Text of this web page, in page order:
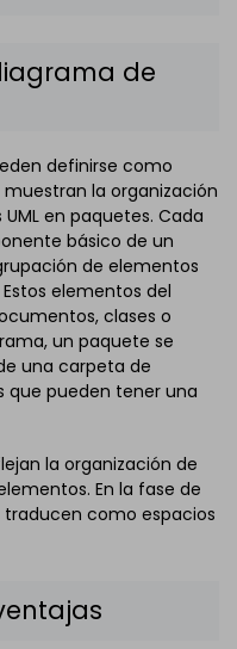
de
definirse como
la organización
en paquetes. Cada
básico de un
de elementos
elementos del
clases o
un paquete se
una carpeta de
que pueden tener una
la organización de
En la fase de
como espacios